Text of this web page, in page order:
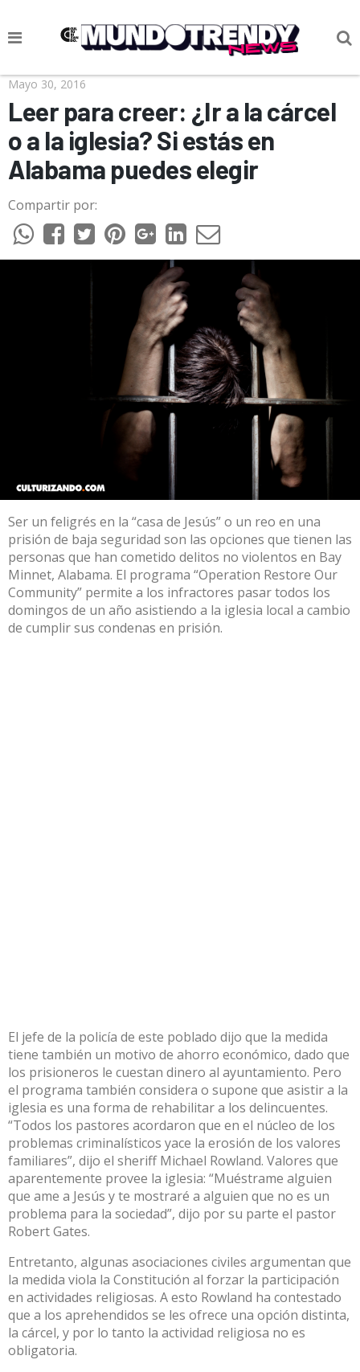
NOTICIAS
CULTURA POP
CIENCIA Y TECNOLOGÍA
VIDA
SOCIEDAD
CULTURIZANDO.COM
Mayo 30, 2016
Leer para creer: ¿Ir a la cárcel
o a la iglesia? Si estás en
Alabama puedes elegir
Compartir por:
Ser un feligrés en la “casa de Jesús” o un reo en una
prisión de baja seguridad son las opciones que tienen las
personas que han cometido delitos no violentos en Bay
Minnet, Alabama. El programa “Operation Restore Our
Community” permite a los infractores pasar todos los
domingos de un año asistiendo a la iglesia local a cambio
de cumplir sus condenas en prisión.
El jefe de la policía de este poblado dijo que la medida
tiene también un motivo de ahorro económico, dado que
los prisioneros le cuestan dinero al ayuntamiento. Pero
el programa también considera o supone que asistir a la
iglesia es una forma de rehabilitar a los delincuentes.
“Todos los pastores acordaron que en el núcleo de los
problemas criminalísticos yace la erosión de los valores
familiares”, dijo el sheriff Michael Rowland. Valores que
aparentemente provee la iglesia: “Muéstrame alguien
que ame a Jesús y te mostraré a alguien que no es un
problema para la sociedad”, dijo por su parte el pastor
Robert Gates.
Entretanto, algunas asociaciones civiles argumentan que
la medida viola la Constitución al forzar la participación
en actividades religiosas. A esto Rowland ha contestado
que a los aprehendidos se les ofrece una opción distinta,
la cárcel, y por lo tanto la actividad religiosa no es
obligatoria.